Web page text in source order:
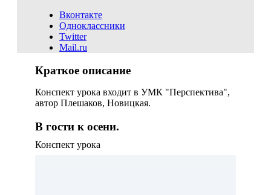
Вконтакте
Одноклассники
Twitter
Mail.ru
Краткое описание
Конспект урока входит в УМК "Перспектива",
автор Плешаков, Новицкая.
В гости к осени.
Конспект урока